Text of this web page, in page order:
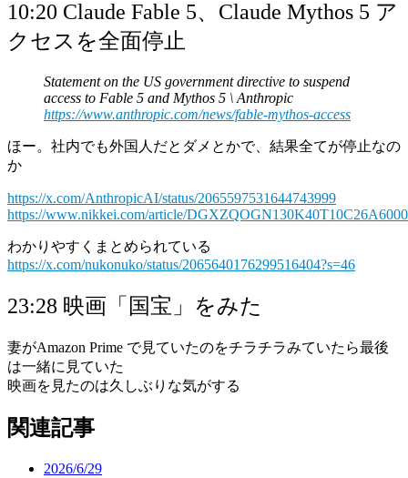
10:20 Claude Fable 5、Claude Mythos 5 ア
クセスを全面停止
Statement on the US government directive to suspend
access to Fable 5 and Mythos 5 \ Anthropic
https://www.anthropic.com/news/fable-mythos-access
ほー。社内でも外国人だとダメとかで、結果全てが停止なの
か
https://x.com/AnthropicAI/status/2065597531644743999
https://www.nikkei.com/article/
わかりやすくまとめられている
https://x.com/nukonuko/status/2065640176299516404?s=46
23:28 映画「国宝」をみた
妻がAmazon Prime で見ていたのをチラチラみていたら最後
は一緒に見ていた
映画を見たのは久しぶりな気がする
関連記事
2026/6/29